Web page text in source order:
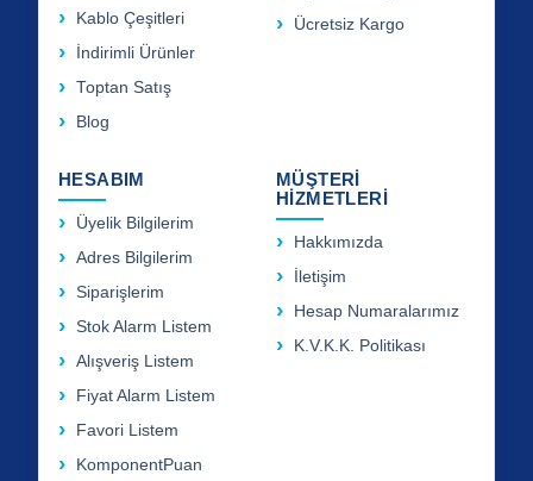
Kablo Çeşitleri
İndirimli Ürünler
Toptan Satış
Blog
Ücretsiz Kargo
HESABIM
Üyelik Bilgilerim
Adres Bilgilerim
Siparişlerim
Stok Alarm Listem
Alışveriş Listem
Fiyat Alarm Listem
Favori Listem
KomponentPuan
MÜŞTERİ
HİZMETLERİ
Hakkımızda
İletişim
Hesap Numaralarımız
K.V.K.K. Politikası